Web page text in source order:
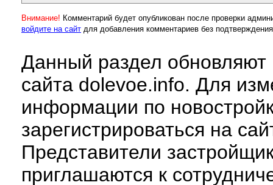
Внимание! Комментарий будет опубликован после проверки
войдите на сайт для добавления комментариев без
Данный раздел обновляют
сайта dolevoe.info. Для
информации по
зарегистрироваться на
Представители
приглашаются к